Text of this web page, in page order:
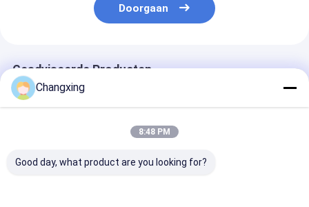
Doorgaan
Geadviseerde Producten
Changxing
8:48 PM
Good day, what product are you looking for?